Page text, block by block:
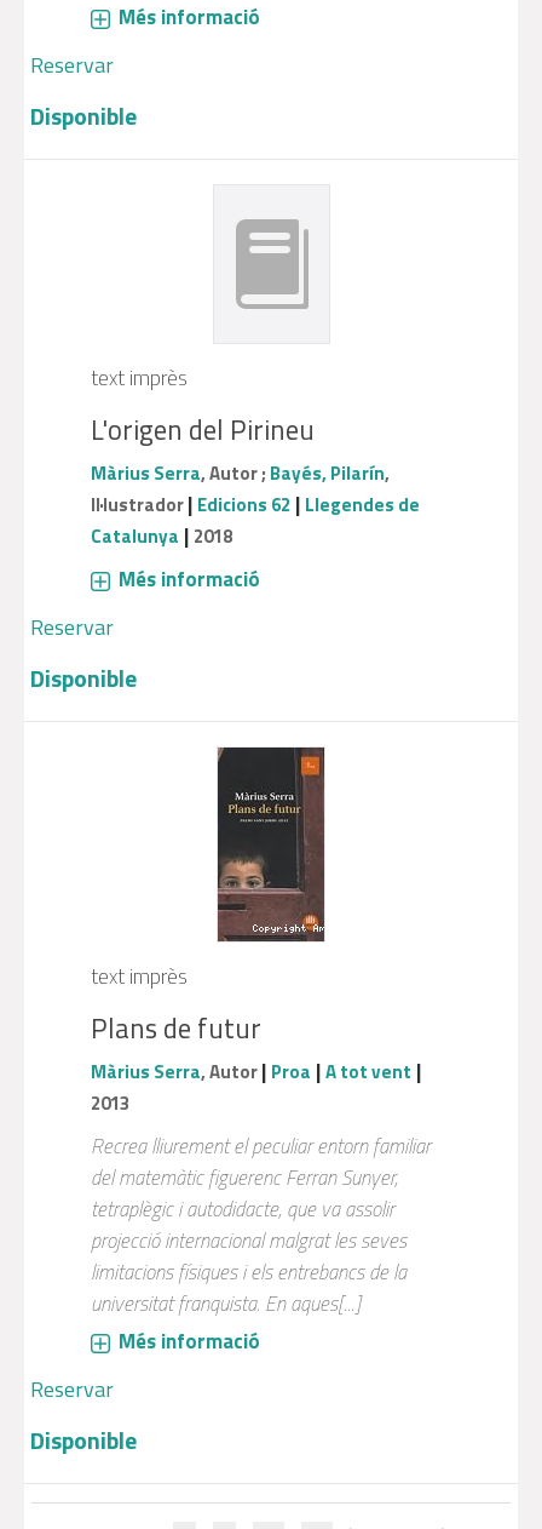
Més informació
Reservar
Disponible
text imprès
L'origen del Pirineu
Màrius Serra, Autor ; Bayés, Pilarín,
Il·lustrador| Edicions 62 | Llegendes de
Catalunya | 2018
Més informació
Reservar
Disponible
text imprès
Plans de futur
Màrius Serra, Autor| Proa |A tot vent |
2013
Recrea lliurement el peculiar entorn familiar
del matemàtic figuerenc Ferran Sunyer,
tetraplègic i autodidacte, que va assolir
projecció internacional malgrat les seves
limitacions físiques i els entrebancs de la
universitat franquista. En aques[...]
Més informació
Reservar
Disponible